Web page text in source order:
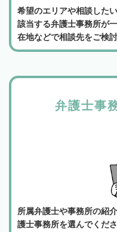
希望のエリアや相談した
該当する弁護士事務所が
在地などで相談先をご検討
弁護士事
所属弁護士や事務所の紹
護士事務所を選んでくだ